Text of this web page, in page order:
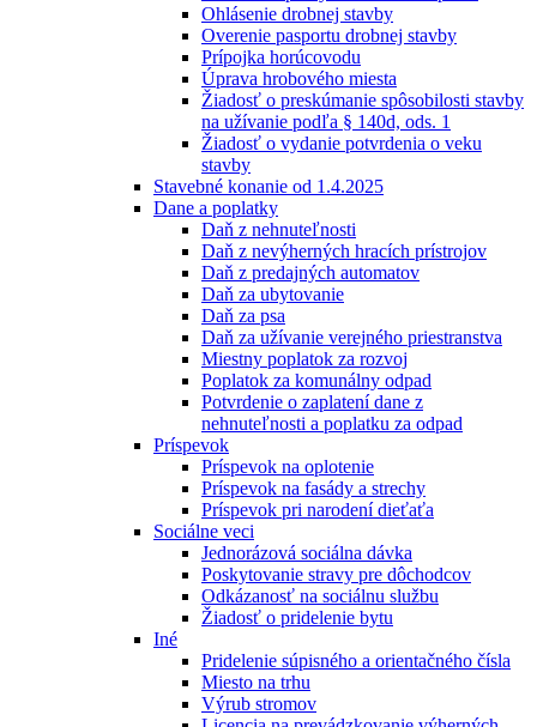
Ohlásenie drobnej stavby
Overenie pasportu drobnej stavby
Prípojka horúcovodu
Úprava hrobového miesta
Žiadosť o preskúmanie spôsobilosti stavby
na užívanie podľa § 140d, ods. 1
Žiadosť o vydanie potvrdenia o veku
stavby
Stavebné konanie od 1.4.2025
Dane a poplatky
Daň z nehnuteľnosti
Daň z nevýherných hracích prístrojov
Daň z predajných automatov
Daň za ubytovanie
Daň za psa
Daň za užívanie verejného priestranstva
Miestny poplatok za rozvoj
Poplatok za komunálny odpad
Potvrdenie o zaplatení dane z
nehnuteľnosti a poplatku za odpad
Príspevok
Príspevok na oplotenie
Príspevok na fasády a strechy
Príspevok pri narodení dieťaťa
Sociálne veci
Jednorázová sociálna dávka
Poskytovanie stravy pre dôchodcov
Odkázanosť na sociálnu službu
Žiadosť o pridelenie bytu
Iné
Pridelenie súpisného a orientačného čísla
Miesto na trhu
Výrub stromov